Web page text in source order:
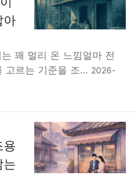
아
꽤 멀리 온 느낌얼마 전
고르는 기준을 조… 2026-
용
는